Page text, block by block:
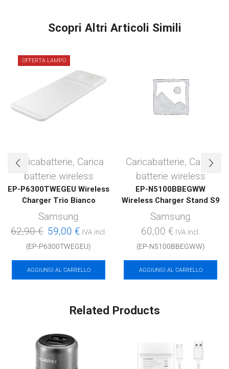
Scopri Altri Articoli Simili
OFFERTA LAMPO
Caricabatterie, Carica
batterie wireless
EP-P6300TWEGEU Wireless
Charger Trio Bianco
Samsung
62,90€ Il
prezzo
originale
era:
59,00 € Il
prezzo
attuale
è:
IVA incl.
(EP-P6300TWEGEU)
AGGIUNGI AL CARRELLO
Caricabatterie, Carica
batterie wireless
EP-N5100BBEGWW
Wireless Charger Stand S9
Samsung
60,00 € IVA incl.
(EP-N5100BBEGWW)
AGGIUNGI AL CARRELLO
Related Products